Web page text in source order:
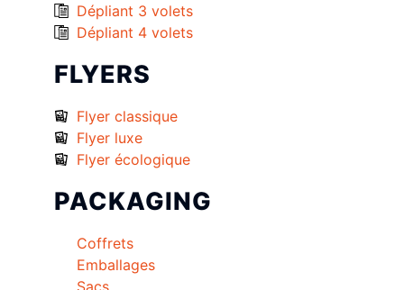
Dépliant 3 volets
Dépliant 4 volets
FLYERS
Flyer classique
Flyer luxe
Flyer écologique
PACKAGING
Coffrets
Emballages